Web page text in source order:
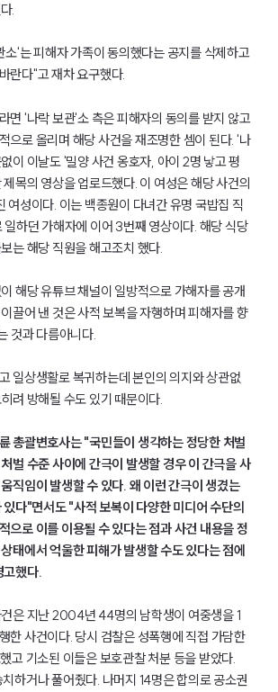
.
소'는 피해자 가족이 동의했다는 공지를 삭제하고
란다"고 재차 요구했다.
면 '나락 보관'소 측은 피해자의 동의를 받지 않고
으로 올리며 해당 사건을 재조명한 셈이 된다. '나
이 이날도 '밀양 사건 옹호자, 아이 2명 낳고 평
목의 영상을 업로드했다. 이 여성은 해당 사건의
여성이다. 이는 백종원이 다녀간 유명 국밥집 직
일하던 가해자에 이어 3번째 영상이다. 해당 식당
는 해당 직원을 해고조치 했다.
해당 유튜브 채널이 일방적으로 가해자를 공개
끌어 낸 것은 사적 보복을 자행하며 피해자를 향
것과 다름아니다.
일상생활로 복귀하는데 본인의 의지와 상관없
려 방해될 수도 있기 때문이다.
총괄변호사는 "국민들이 생각하는 정당한 처벌
벌 수준 사이에 간극이 발생할 경우 이 간극을 사
직임이 발생할 수 있다. 왜 이런 간극이 생겼는
다"면서도 "사적 보복이 다양한 미디어 수단의
으로 이를 이용될 수 있다는 점과 사건 내용을 정
태에서 억울한 피해가 발생할 수도 있다는 점에
고했다.
은 지난 2004년 44명의 남학생이 여중생을 1
한 사건이다. 당시 검찰은 성폭행에 직접 가담한
고 기소된 이들은 보호관찰 처분 등을 받았다.
하거나 풀어줬다. 나머지 14명은 합의로 공소권